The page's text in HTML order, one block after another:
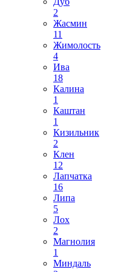
2
Жасмин
11
Жимолость
4
Ива
18
Калина
1
Каштан
1
Кизильник
2
Клен
12
Лапчатка
16
Липа
5
Лох
2
Магнолия
1
Миндаль